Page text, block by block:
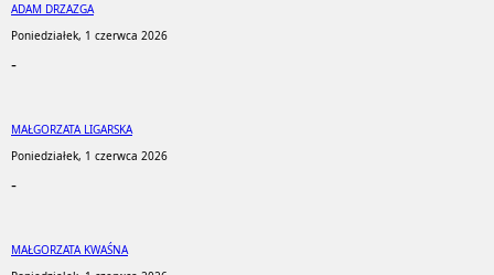
ADAM DRZAZGA
Poniedziałek, 1 czerwca 2026
-
MAŁGORZATA LIGARSKA
Poniedziałek, 1 czerwca 2026
-
MAŁGORZATA KWAŚNA